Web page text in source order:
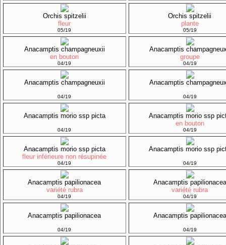
Orchis spitzelii
fleur
05/19
Orchis spitzelii
plante
05/19
Anacamptis champagneuxii
en bouton
04/19
Anacamptis
groupe
04/19
Anacamptis champagneuxii
04/19
Anacamptis
04/19
Anacamptis morio ssp picta
04/19
Anacamptis morio ssp
en bouton
04/19
Anacamptis morio ssp picta
fleur inférieure non résupinée
04/19
Anacamptis morio ssp
04/19
Anacamptis papilionacea
variété rubra
04/19
Anacamptis papilionacea
variété rubra
04/19
Anacamptis papilionacea
04/19
Anacamptis papilionacea
04/19